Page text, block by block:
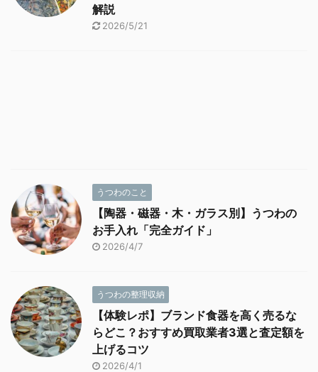
解説
2026/5/21
うつわのこと
【陶器・磁器・木・ガラス別】うつわの
お手入れ「完全ガイド」
2026/4/7
うつわの整理収納
【体験レポ】ブランド食器を高く売るな
らどこ？おすすめ買取業者3選と査定額を
上げるコツ
2026/4/1